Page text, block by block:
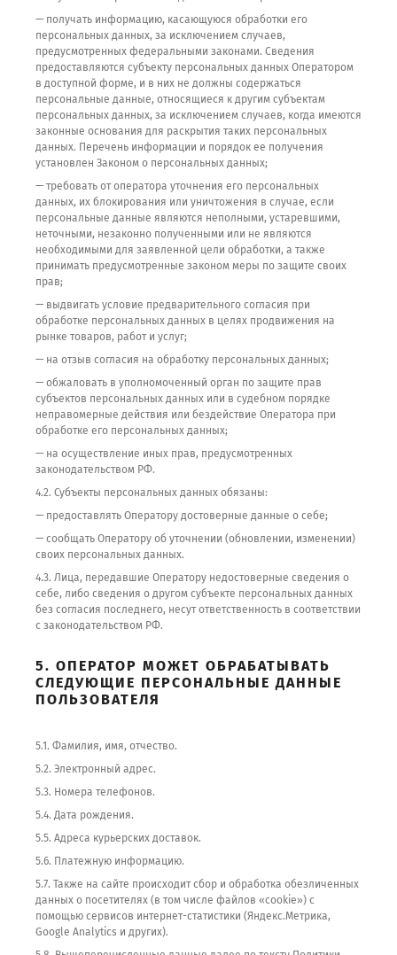
— получать информацию, касающуюся обработки его
персональных данных, за исключением случаев,
предусмотренных федеральными законами. Сведения
предоставляются субъекту персональных данных Оператором
в доступной форме, и в них не должны содержаться
персональные данные, относящиеся к другим субъектам
персональных данных, за исключением случаев, когда имеются
законные основания для раскрытия таких персональных
данных. Перечень информации и порядок ее получения
установлен Законом о персональных данных;
— требовать от оператора уточнения его персональных
данных, их блокирования или уничтожения в случае, если
персональные данные являются неполными, устаревшими,
неточными, незаконно полученными или не являются
необходимыми для заявленной цели обработки, а также
принимать предусмотренные законом меры по защите своих
прав;
— выдвигать условие предварительного согласия при
обработке персональных данных в целях продвижения на
рынке товаров, работ и услуг;
— на отзыв согласия на обработку персональных данных;
— обжаловать в уполномоченный орган по защите прав
субъектов персональных данных или в судебном порядке
неправомерные действия или бездействие Оператора при
обработке его персональных данных;
— на осуществление иных прав, предусмотренных
законодательством РФ.
4.2. Субъекты персональных данных обязаны:
— предоставлять Оператору достоверные данные о себе;
— сообщать Оператору об уточнении (обновлении, изменении)
своих персональных данных.
4.3. Лица, передавшие Оператору недостоверные сведения о
себе, либо сведения о другом субъекте персональных данных
без согласия последнего, несут ответственность в соответствии
с законодательством РФ.
5. ОПЕРАТОР МОЖЕТ ОБРАБАТЫВАТЬ
СЛЕДУЮЩИЕ ПЕРСОНАЛЬНЫЕ ДАННЫЕ
ПОЛЬЗОВАТЕЛЯ
5.1. Фамилия, имя, отчество.
5.2. Электронный адрес.
5.3. Номера телефонов.
5.4. Дата рождения.
5.5. Адреса курьерских доставок.
5.6. Платежную информацию.
5.7. Также на сайте происходит сбор и обработка обезличенных
данных о посетителях (в том числе файлов «cookie») с
помощью сервисов интернет-статистики (Яндекс.Метрика,
Google Analytics и других).